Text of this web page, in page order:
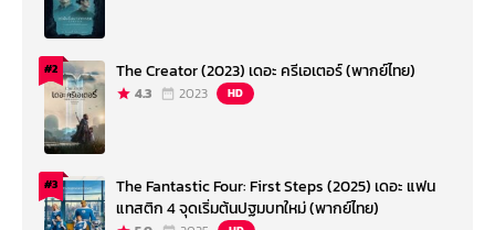
#2 The Creator (2023) เดอะ ครีเอเตอร์ (พากย์ไทย)
4.3 2023 HD
#3
The Fantastic Four: First Steps (2025) เดอะ แฟน
แทสติก 4 จุดเริ่มต้นปฐมบทใหม่ (พากย์ไทย)